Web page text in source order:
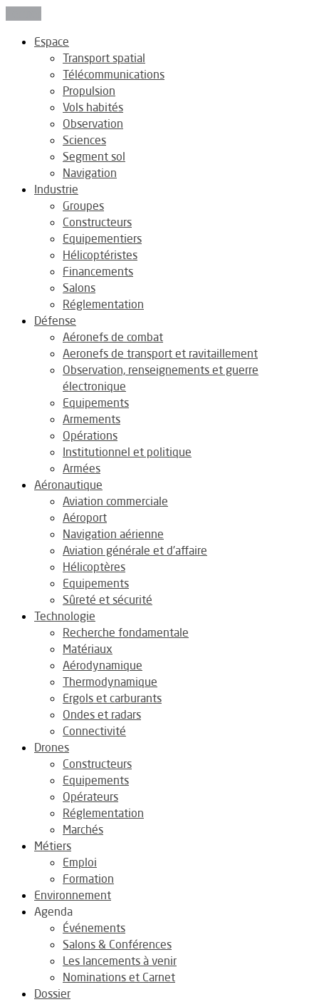
Espace
Transport spatial
Télécommunications
Propulsion
Vols habités
Observation
Sciences
Segment sol
Navigation
Industrie
Groupes
Constructeurs
Equipementiers
Hélicoptéristes
Financements
Salons
Réglementation
Défense
Aéronefs de combat
Aeronefs de transport et ravitaillement
Observation, renseignements et guerre
électronique
Equipements
Armements
Opérations
Institutionnel et politique
Armées
Aéronautique
Aviation commerciale
Aéroport
Navigation aérienne
Aviation générale et d’affaire
Hélicoptères
Equipements
Sûreté et sécurité
Technologie
Recherche fondamentale
Matériaux
Aérodynamique
Thermodynamique
Ergols et carburants
Ondes et radars
Connectivité
Drones
Constructeurs
Equipements
Opérateurs
Réglementation
Marchés
Métiers
Emploi
Formation
Environnement
Agenda
Événements
Salons & Conférences
Les lancements à venir
Nominations et Carnet
Dossier